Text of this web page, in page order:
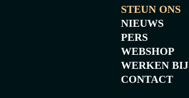
STEUN ONS
NIEUWS
PERS
WEBSHOP
WERKEN BIJ
CONTACT